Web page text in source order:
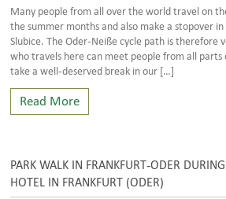
Many people from all over the world travel on
the summer months and also make a stopover
Slubice. The Oder-Neiße cycle path is therefore
who travels here can meet people from all
take a well-deserved break in our […]
Read More
PARK WALK IN FRANKFURT-ODER
HOTEL IN FRANKFURT (ODER)